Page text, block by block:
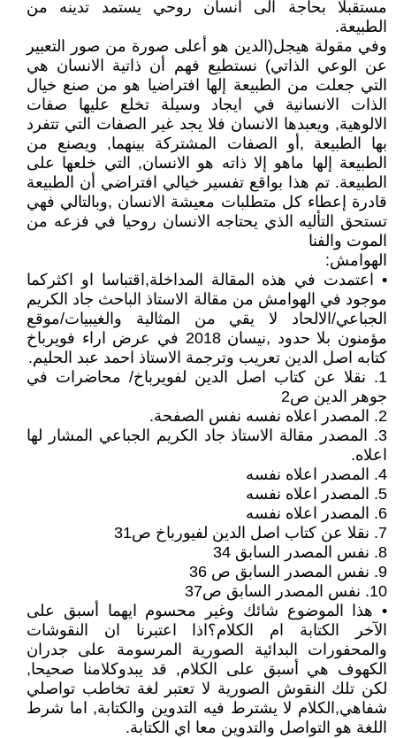
مستقبلا بحاجة الى انسان روحي يستمد تدينه من
الطبيعة.
وفي مقولة هيجل(الدين هو أعلى صورة من صور التعبير
عن الوعي الذاتي) نستطيع فهم أن ذاتية الانسان هي
التي جعلت من الطبيعة إلها افتراضيا هو من صنع خيال
الذات الانسانية في ايجاد وسيلة تخلع عليها صفات
الالوهية, ويعبدها الانسان فلا يجد غير الصفات التي تتفرد
بها الطبيعة ,أو الصفات المشتركة بينهما, ويصنع من
الطبيعة إلها ماهو إلا ذاته هو الانسان, التي خلعها على
الطبيعة. تم هذا بواقع تفسير خيالي افتراضي أن الطبيعة
قادرة إعطاء كل متطلبات معيشة الانسان ,وبالتالي فهي
تستحق التأليه الذي يحتاجه الانسان روحيا في فزعه من
الموت والفنا
الهوامش:
• اعتمدت في هذه المقالة المداخلة,اقتباسا او اكثركما
موجود في الهوامش من مقالة الاستاذ الباحث جاد الكريم
الجباعي/الالحاد لا يقي من المثالية والغيبيات/موقع
مؤمنون بلا حدود ,نيسان 2018 في عرض اراء فويرباخ
كتابه اصل الدين تعريب وترجمة الاستاذ احمد عبد الحليم.
1. نقلا عن كتاب اصل الدين لفويرباخ/ محاضرات في
جوهر الدين ص2
2. المصدر اعلاه نفسه نفس الصفحة.
3. المصدر مقالة الاستاذ جاد الكريم الجباعي المشار لها
اعلاه.
4. المصدر اعلاه نفسه
5. المصدر اعلاه نفسه
6. المصدر اعلاه نفسه
7. نقلا عن كتاب اصل الدين لفيورباخ ص31
8. نفس المصدر السابق 34
9. نفس المصدر السابق ص 36
10. نفس المصدر السابق ص37
• هذا الموضوع شائك وغير محسوم ايهما أسبق على
الآخر الكتابة ام الكلام؟اذا اعتبرنا ان النقوشات
والمحفورات البدائية الصورية المرسومة على جدران
الكهوف هي أسبق على الكلام, قد يبدوكلامنا صحيحا,
لكن تلك النقوش الصورية لا تعتبر لغة تخاطب تواصلي
شفاهي,الكلام لا يشترط فيه التدوين والكتابة, اما شرط
اللغة هو التواصل والتدوين معا اي الكتابة.